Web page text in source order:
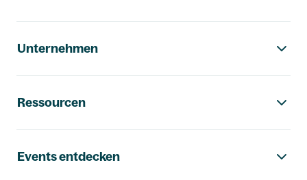
Unternehmen
Ressourcen
Events entdecken